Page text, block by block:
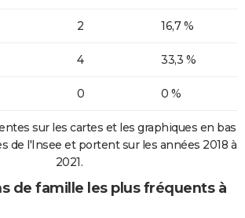
2 16,7 %
4 33,3 %
0 0 %
sur les cartes et les graphiques en bas
de l'Insee et portent sur les années 2018 à
2021.
de famille les plus fréquents à